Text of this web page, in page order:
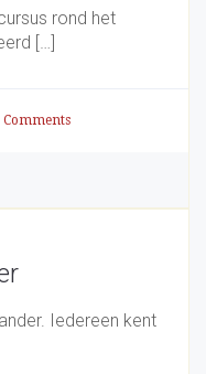
rond het
[…]
Comments
Iedereen kent